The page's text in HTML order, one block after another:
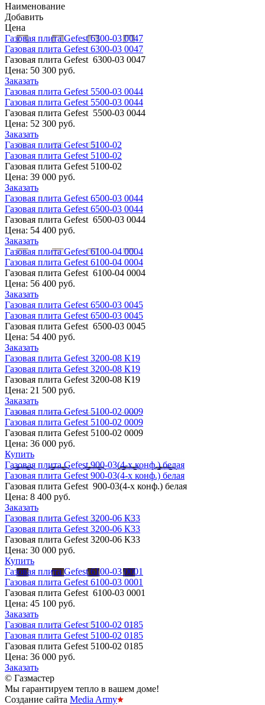
Наименование
Добавить
Цена
Газовая плита Gefest 6300-03 0047
Газовая плита Gefest 6300-03 0047
Газовая плита Gefest 6300-03 0047
Цена: 50 300 руб.
Заказать
Газовая плита Gefest 5500-03 0044
Газовая плита Gefest 5500-03 0044
Газовая плита Gefest 5500-03 0044
Цена: 52 300 руб.
Заказать
Газовая плита Gefest 5100-02
Газовая плита Gefest 5100-02
Газовая плита Gefest 5100-02
Цена: 39 000 руб.
Заказать
Газовая плита Gefest 6500-03 0044
Газовая плита Gefest 6500-03 0044
Газовая плита Gefest 6500-03 0044
Цена: 54 400 руб.
Заказать
Газовая плита Gefest 6100-04 0004
Газовая плита Gefest 6100-04 0004
Газовая плита Gefest 6100-04 0004
Цена: 56 400 руб.
Заказать
Газовая плита Gefest 6500-03 0045
Газовая плита Gefest 6500-03 0045
Газовая плита Gefest 6500-03 0045
Цена: 54 400 руб.
Заказать
Газовая плита Gefest 3200-08 К19
Газовая плита Gefest 3200-08 К19
Газовая плита Gefest 3200-08 К19
Цена: 21 500 руб.
Заказать
Газовая плита Gefest 5100-02 0009
Газовая плита Gefest 5100-02 0009
Газовая плита Gefest 5100-02 0009
Цена: 36 000 руб.
Купить
Газовая плита Gefest 900-03(4-х конф.) белая
Газовая плита Gefest 900-03(4-х конф.) белая
Газовая плита Gefest 900-03(4-х конф.) белая
Цена: 8 400 руб.
Заказать
Газовая плита Gefest 3200-06 К33
Газовая плита Gefest 3200-06 К33
Газовая плита Gefest 3200-06 К33
Цена: 30 000 руб.
Купить
Газовая плита Gefest 6100-03 0001
Газовая плита Gefest 6100-03 0001
Газовая плита Gefest 6100-03 0001
Цена: 45 100 руб.
Заказать
Газовая плита Gefest 5100-02 0185
Газовая плита Gefest 5100-02 0185
Газовая плита Gefest 5100-02 0185
Цена: 36 000 руб.
Заказать
© Газмастер
Мы гарантируем тепло в вашем доме!
Создание сайта Media Army